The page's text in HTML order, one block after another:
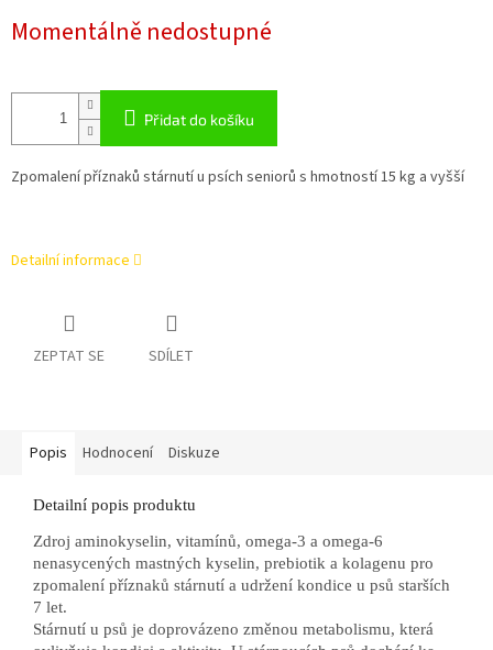
cena:
Momentálně nedostupné
Přidat do košíku
Zpomalení příznaků stárnutí u psích seniorů s hmotností 15 kg a vyšší
Detailní informace
ZEPTAT SE SDÍLET
Popis Hodnocení Diskuze
Detailní popis produktu
Zdroj aminokyselin, vitamínů, omega-3 a omega-6
nenasycených mastných kyselin, prebiotik a kolagenu pro
zpomalení příznaků stárnutí a udržení kondice u psů starších
7 let.
Stárnutí u psů je doprovázeno změnou metabolismu, která